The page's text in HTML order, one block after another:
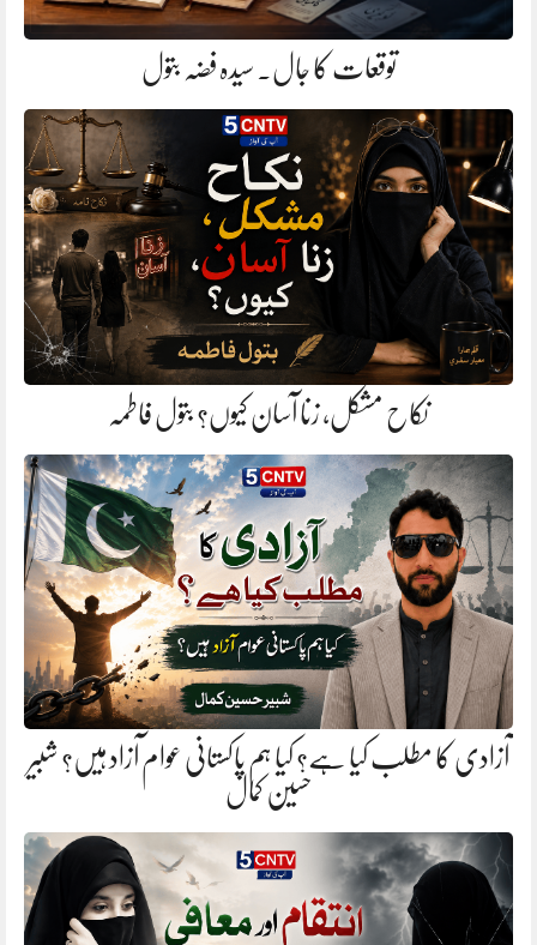
توقعات کا جال. سیدہ فضہ بتول
نکاح مشکل، زنا آسان کیوں؟ بتول فاطمہ
آزادی کا مطلب کیا ہے؟ کیا ہم پاکستانی عوام آزاد ہیں؟ شبیر
حسین کمال